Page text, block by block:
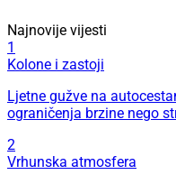
Najnovije vijesti
1
Kolone i zastoji
Ljetne gužve na
ograničenja brzine nego
2
Vrhunska atmosfera